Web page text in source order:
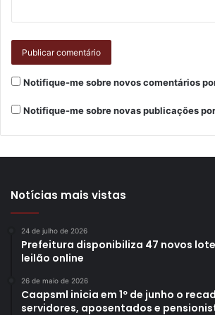
O presidente do Ippul, Cláudio Bravim,
apoio da população tem muito mais
Ele também destacou os avanços
conduzidos pela instituição. “Acredito
excelência realizado hoje pelo Ippul o
referência em nível nacional. Em
Notifique-me sobre novos comentários
Notifique-me sobre novas publicações
Notícias mais vistas
24 de julho de 2026
Prefeitura disponibiliza 47 novos
leilão online
26 de maio de 2026
Caapsml inicia em 1º de junho o
servidores, aposentados e